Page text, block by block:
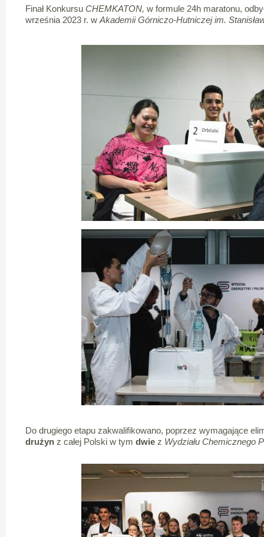
Finał Konkursu CHEMKATON, w formule 24h maratonu,
września 2023 r. w Akademii Górniczo-Hutniczej im.
Do drugiego etapu zakwalifikowano, poprzez wymagające
drużynz całej Polski w tym dwiez Wydziału Chemicznego